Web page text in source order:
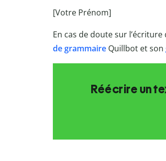
[Votre Prénom]
En cas de doute sur
de grammaireQuillbot et son
Réécrire un